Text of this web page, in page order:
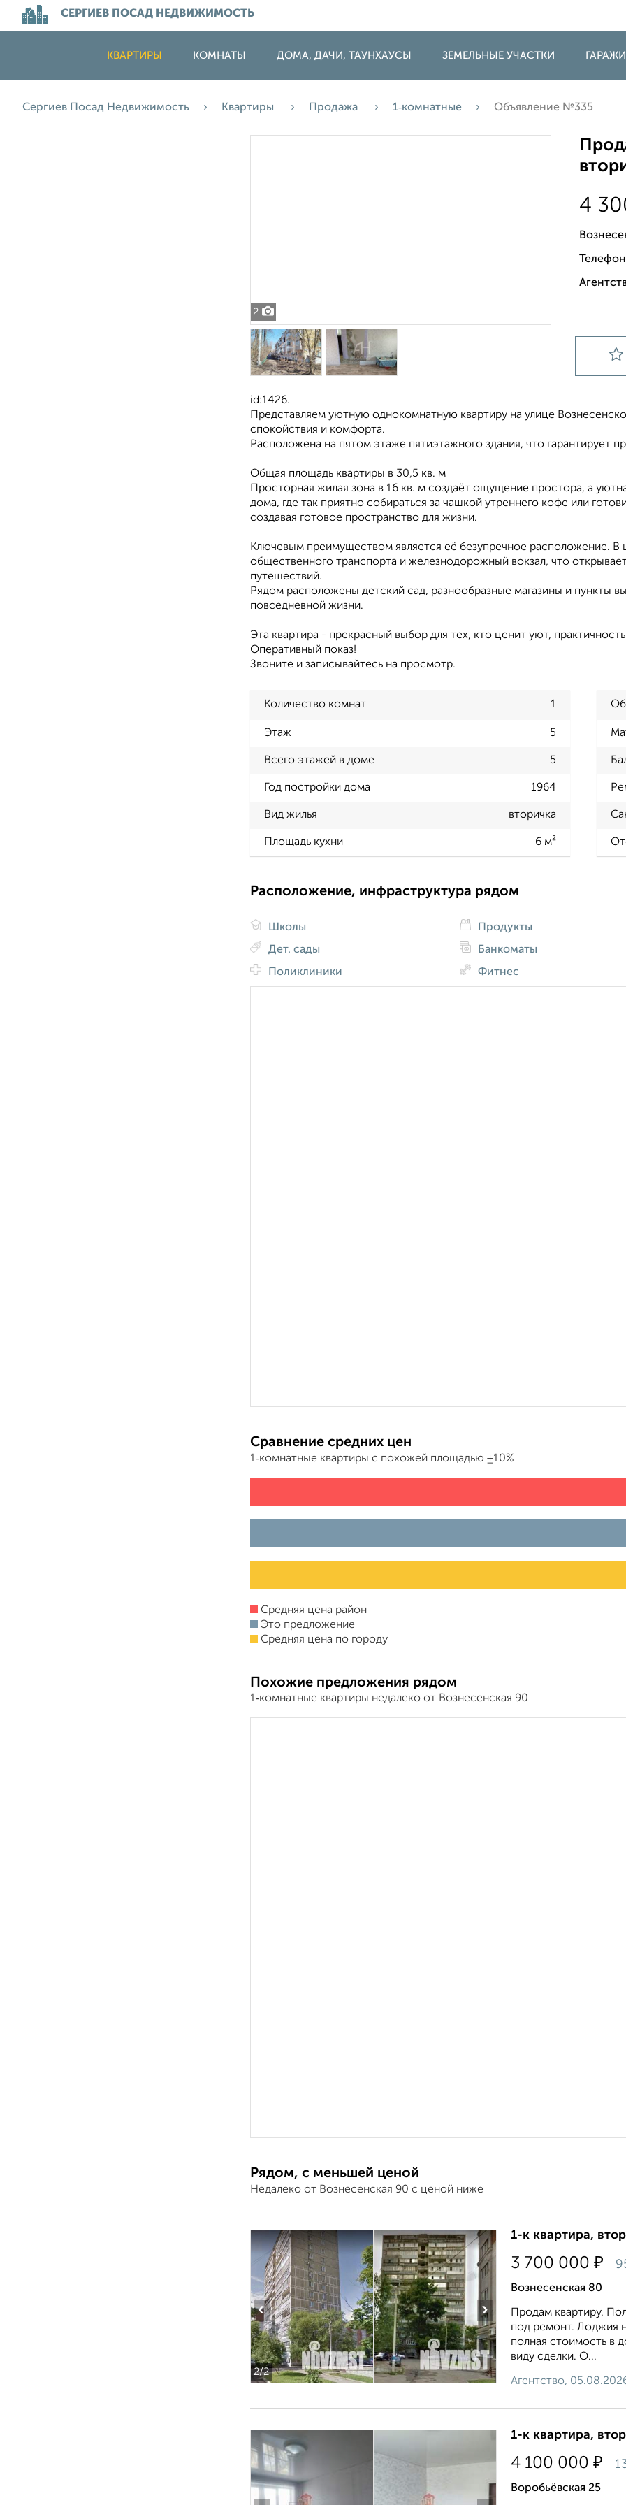
СЕРГИЕВ ПОСАД НЕДВИЖИМОСТЬ
КВАРТИРЫ КОМНАТЫ ДОМА, ДАЧИ, ТАУНХАУСЫ ЗЕМЕЛЬНЫЕ УЧАСТКИ
Сергиев Посад Недвижимость Квартиры Продажа 1‑комнатные Объявление №335
2
4
id:1426.
Представляем уютную однокомнатную квартиру на улице
спокойствия и комфорта.
Расположена на пятом этаже пятиэтажного здания, что гарантирует
Общая площадь квартиры в 30,5 кв. м
Просторная жилая зона в 16 кв. м создаёт ощущение простора, а
дома, где так приятно собираться за чашкой утреннего кофе или
создавая готовое пространство для жизни.
Ключевым преимуществом является её безупречное расположение. В
общественного транспорта и железнодорожный вокзал, что
путешествий.
Рядом расположены детский сад, разнообразные магазины и пункты
повседневной жизни.
Эта квартира - прекрасный выбор для тех, кто ценит уют,
Оперативный показ!
Звоните и записывайтесь на просмотр.
Количество комнат 1
Этаж 5
Всего этажей в доме 5
Год постройки дома 1964
Вид жилья вторичка
Площадь кухни 6 м²
Расположение, инфраструктура рядом
Школы
Дет. сады
Поликлиники
Продукты
Банкоматы
Фитнес
Сравнение средних цен
1‑комнатные квартиры с похожей площадью ±10%
Средняя цена район
Это предложение
Средняя цена по городу
Похожие предложения рядом
1‑комнатные квартиры недалеко от Вознесенская 90
Рядом, с меньшей ценой
Недалеко от Вознесенская 90 с ценой ниже
2/2
‹ ›
1-к квартира,
3 700 000 ₽
Вознесенская 80
Продам квартиру.
под ремонт. Лоджия
полная стоимость
виду сделки. О...
Агентство,
1-к квартира,
4 100 000 ₽
Воробьёвская 25